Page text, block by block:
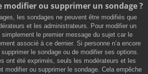
modifier ou supprimer un sondage ?
les sondages ne peuvent être modifiés que
et les administrateurs. Pour modifier un
le premier message du sujet car le
associé à ce dernier. Si personne n’a encore
le sondage ou de modifier ses options.
ont été exprimés, seuls les modérateurs et les
modifier ou supprimer le sondage. Cela empêche